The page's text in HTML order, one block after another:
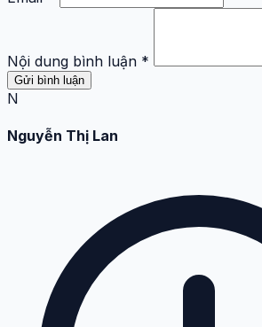
Nội dung bình luận *
Gửi bình luận
N
Nguyễn Thị Lan